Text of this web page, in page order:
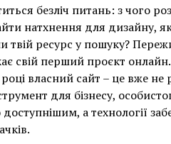
безліч питань: з чого
натхнення для дизайну,
твій ресурс у пошуку?
свій перший проєкт
власний сайт – це вже не
для бізнесу,
а технології